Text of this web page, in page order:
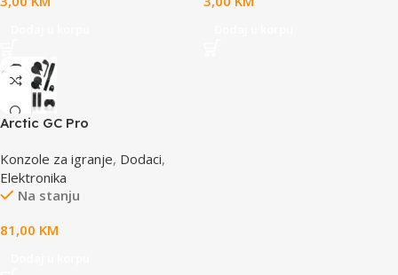
Arctic GC Pro
Konzole za igranje, Dodaci,
Elektronika
Na stanju
81,00 KM